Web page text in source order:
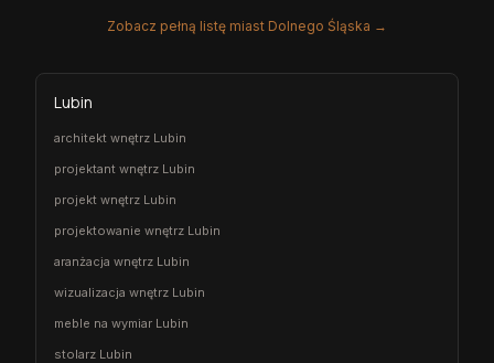
Zobacz pełną listę miast Dolnego Śląska →
Lubin
architekt wnętrz Lubin
projektant wnętrz Lubin
projekt wnętrz Lubin
projektowanie wnętrz Lubin
aranżacja wnętrz Lubin
wizualizacja wnętrz Lubin
meble na wymiar Lubin
stolarz Lubin